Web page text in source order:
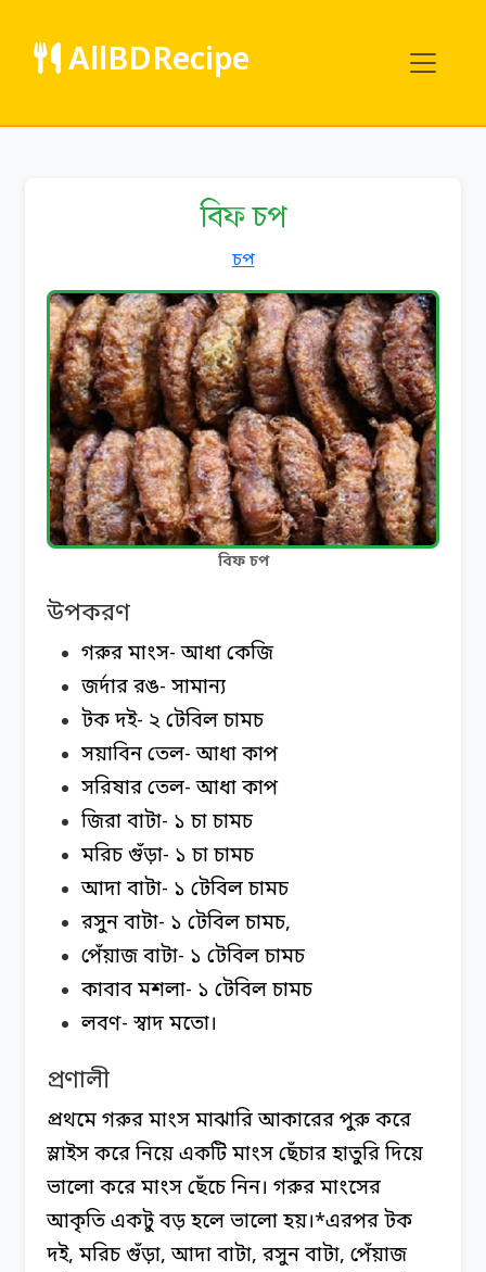
AllBDRecipe
বিফ চপ
চপ
বিফ চপ
উপকরণ
গরুর মাংস- আধা কেজি
জর্দার রঙ- সামান্য
টক দই- ২ টেবিল চামচ
সয়াবিন তেল- আধা কাপ
সরিষার তেল- আধা কাপ
জিরা বাটা- ১ চা চামচ
মরিচ গুঁড়া- ১ চা চামচ
আদা বাটা- ১ টেবিল চামচ
রসুন বাটা- ১ টেবিল চামচ,
পেঁয়াজ বাটা- ১ টেবিল চামচ
কাবাব মশলা- ১ টেবিল চামচ
লবণ- স্বাদ মতো।
প্রণালী
প্রথমে গরুর মাংস মাঝারি আকারের পুরু করে
স্লাইস করে নিয়ে একটি মাংস ছেঁচার হাতুরি দিয়ে
ভালো করে মাংস ছেঁচে নিন। গরুর মাংসের
আকৃতি একটু বড় হলে ভালো হয়।*এরপর টক
দই, মরিচ গুঁড়া, আদা বাটা, রসুন বাটা, পেঁয়াজ